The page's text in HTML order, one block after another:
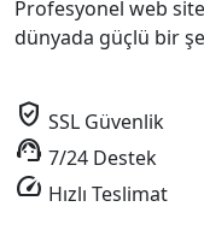
Profesyonel web
dünyada güçlü bir
verified_user SSL Güvenlik
support_agent 7/24 Destek
speed Hızlı Teslimat